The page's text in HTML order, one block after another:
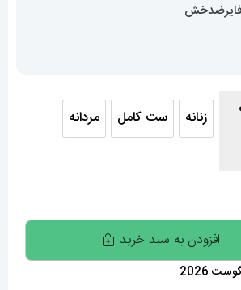
زنانه ست کامل
ست کامل مردانه
افزودن به سبد خرید